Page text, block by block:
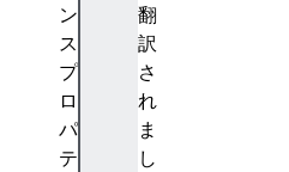
翻
訳
さ
れ
ま
し
ン
ス
プ
ロ
パ
テ